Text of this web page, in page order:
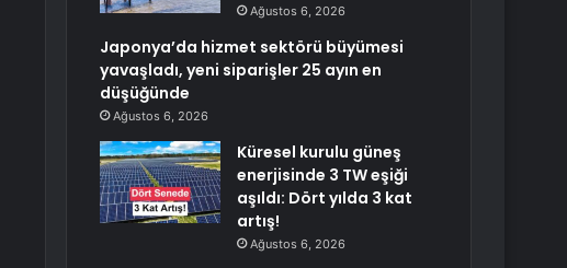
Ağustos 6, 2026
Japonya’da hizmet sektörü büyümesi
yavaşladı, yeni siparişler 25 ayın en
düşüğünde
Ağustos 6, 2026
Küresel kurulu güneş
enerjisinde 3 TW eşiği
aşıldı: Dört yılda 3 kat
artış!
Ağustos 6, 2026